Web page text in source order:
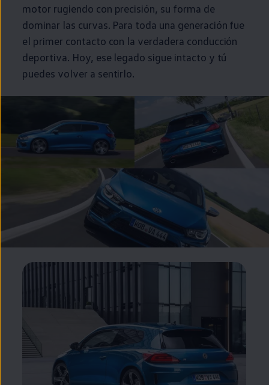
motor rugiendo con precisión, su forma de
dominar las curvas. Para toda una generación fue
el primer contacto con la verdadera conducción
deportiva. Hoy, ese legado sigue intacto y tú
puedes volver a sentirlo.